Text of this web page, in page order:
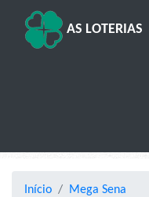
AS LOTERIAS
Início
Mega Sena